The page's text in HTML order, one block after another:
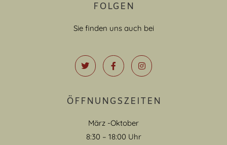
FOLGEN
Sie finden uns auch bei
ÖFFNUNGSZEITEN
März -Oktober
8:30 – 18:00 Uhr